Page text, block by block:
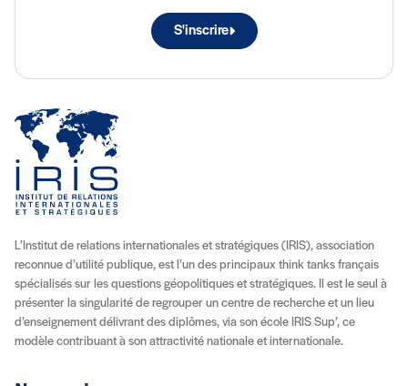
S'inscrire
L’Institut de relations internationales et stratégiques (IRIS), association
reconnue d’utilité publique, est l’un des principaux think tanks français
spécialisés sur les questions géopolitiques et stratégiques. Il est le seul à
présenter la singularité de regrouper un centre de recherche et un lieu
d’enseignement délivrant des diplômes, via son école IRIS Sup’, ce
modèle contribuant à son attractivité nationale et internationale.